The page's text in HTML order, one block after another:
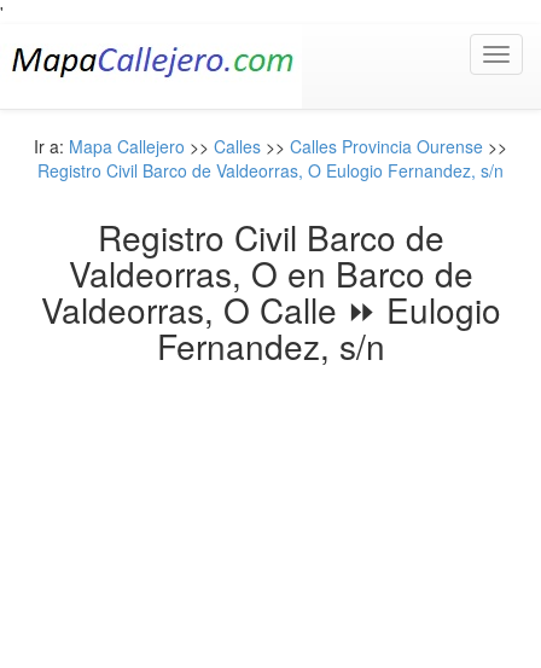
'
Ir a: Mapa Callejero >> Calles >> Calles Provincia Ourense >>
Registro Civil Barco de Valdeorras, O Eulogio Fernandez, s/n
Registro Civil Barco de
Valdeorras, O en Barco de
Valdeorras, O Calle ⏩ Eulogio
Fernandez, s/n